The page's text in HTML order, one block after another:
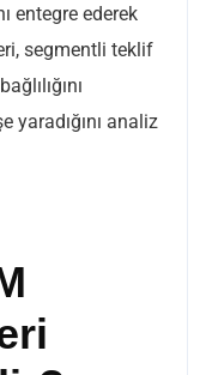
entegre ederek
segmentli teklif
yaradığını analiz